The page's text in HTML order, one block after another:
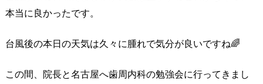
本当に良かったです。
台風後の本日の天気は久々に腫れで気分が良いですね🌈
この間、院長と名古屋へ歯周内科の勉強会に行ってきまし